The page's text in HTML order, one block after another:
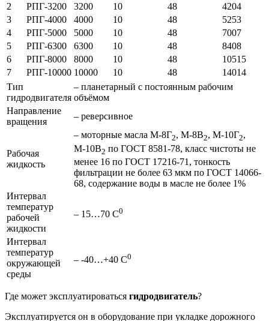
2
РПГ-3200 3200 10 48
4204
3
РПГ-4000 4000 10 48
5253
4
РПГ-5000 5000 10 48
7007
5
РПГ-6300 6300 10 48
8408
6
РПГ-8000 8000 10 48
10515
7
РПГ-10000 10000 10 48
14014
Тип
гидродвигателя
– планетарный с постоянным рабочим
объёмом
Направление
вращения
– реверсивное
Рабочая
жидкость
– моторные масла М-8Г2, М-8В2, М-10Г2,
М-10В2 по ГОСТ 8581-78, класс чистоты не
менее 16 по ГОСТ 17216-71, тонкость
фильтрации не более 63 мкм по ГОСТ 14066-
68, содержание воды в масле не более 1%
Интервал
температур
рабочей
жидкости
– 15…70 С0
Интервал
температур
окружающей
среды
– -40…+40 С0
Где может эксплуатироваться гидродвигатель?
Эксплуатируется он в оборудование при укладке дорожного